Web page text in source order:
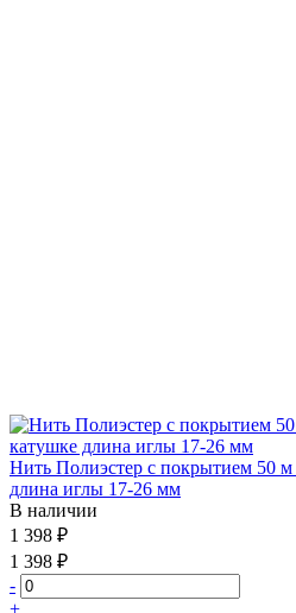
Нить Полиэстер с покрытием 50
длина иглы 17-26 мм
В наличии
1 398 ₽
1 398 ₽
-
+